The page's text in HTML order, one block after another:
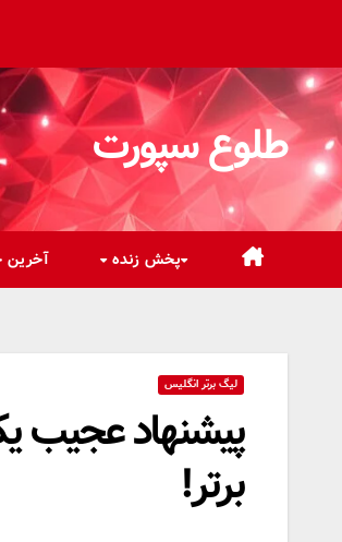
محتوا
طلوع سپورت
پخش زنده آخرین
لیگ برتر انگلیس
برتر!